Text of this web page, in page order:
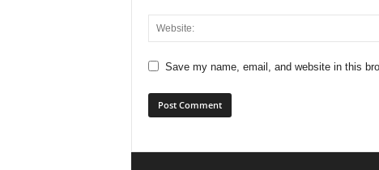
Save my name, email, and website in this